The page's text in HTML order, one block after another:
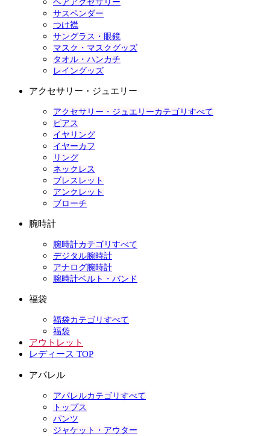
ヘアアクセサリー
サスペンダー
つけ襟
サングラス・眼鏡
マスク・マスクグッズ
タオル・ハンカチ
レイングッズ
アクセサリー・ジュエリー
アクセサリー・ジュエリーカテゴリすべて
ピアス
イヤリング
イヤーカフ
リング
ネックレス
ブレスレット
アンクレット
ブローチ
腕時計
腕時計カテゴリすべて
デジタル腕時計
アナログ腕時計
腕時計ベルト・バンド
福袋
福袋カテゴリすべて
福袋
アウトレット
レディース TOP
アパレル
アパレルカテゴリすべて
トップス
パンツ
ジャケット・アウター